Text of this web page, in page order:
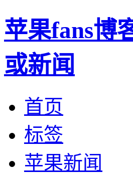
苹果fans博
或新闻
首页
标签
苹果新闻